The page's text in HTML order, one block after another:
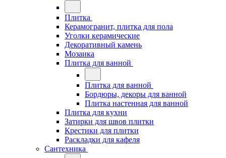
Плитка
Керамогранит, плитка для пола
Уголки керамические
Декоративный камень
Мозаика
Плитка для ванной
Плитка для ванной
Бордюры, декоры для ванной
Плитка настенная для ванной
Плитка для кухни
Затирки для швов плитки
Крестики для плитки
Раскладки для кафеля
Сантехника